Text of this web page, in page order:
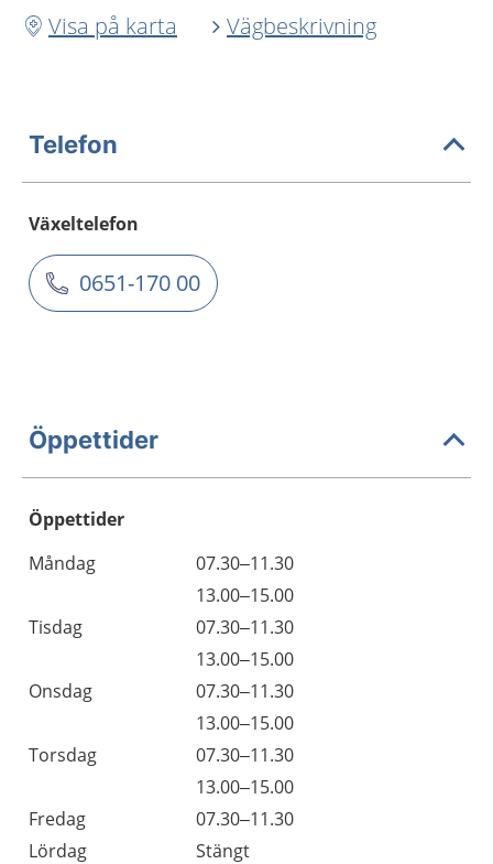
Visa på karta
Vägbeskrivning
Telefon
Växeltelefon
0651-170 00
Öppettider
Öppettider
Dag
Öppettider
Kommentarer
Måndag
07.30–11.30
13.00–15.00
Tisdag
07.30–11.30
13.00–15.00
Onsdag
07.30–11.30
13.00–15.00
Torsdag
07.30–11.30
13.00–15.00
Fredag
07.30–11.30
Lördag
Stängt